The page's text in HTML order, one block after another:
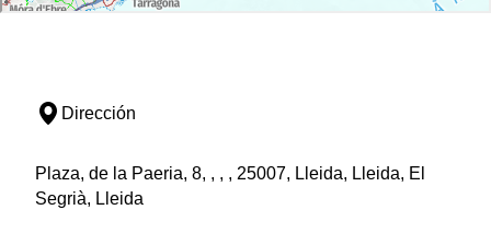
Dirección
Plaza, de la Paeria, 8, , , , 25007, Lleida, Lleida, El
Segrià, Lleida